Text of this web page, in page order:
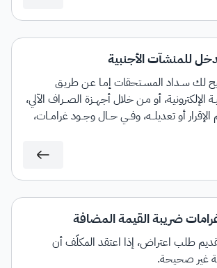
للمنشآت الأجنبية
لك سـداد المسـتحقات إمـا عـن طريـق
أو مـن خلال أجهــزة الصــراف الآلي،
أو تعديلــه، وفــي حــال وجــود غرامــات،
ضريبة القيمة المضافة
طلب اعتراض، إذا اعتقد المكلَّف أن
غير صحيحة.